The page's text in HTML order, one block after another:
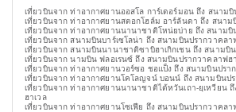
เที่ยวบินจาก ท่าอากาศยานออสโล การ์เดอร์มอน ถึง สนาม
เที่ยวบินจาก ท่าอากาศยานสตอกโฮล์ม อาร์ลันดา ถึง สนาม
เที่ยวบินจาก ท่าอากาศยานนานาชาติโหน่ยบ่าย ถึง สนามบิ
เที่ยวบินจาก สนามบินบาร์เซโลน่า ถึง สนามบินปรากวาคลา
เที่ยวบินจาก สนามบินนานาชาติซาบิฮาเกิกเชน ถึง สนามบิ
เที่ยวบินจาก นามบิน ฟลอเรนซ์ ถึง สนามบินปรากวาคลาฟฮ
เที่ยวบินจาก ท่าอากาศยานวอร์ซอ ชอแป็ง ถึง สนามบินปรา
เที่ยวบินจาก ท่าอากาศยานโคโลญจน์ บอนน์ ถึง สนามบินปร
เที่ยวบินจาก ท่าอากาศยานนานาชาติไต้หวันเถา-ยฺเหวียน
ฮาเวล
เที่ยวบินจาก ท่าอากาศยานโซเฟีย ถึง สนามบินปรากวาคลา